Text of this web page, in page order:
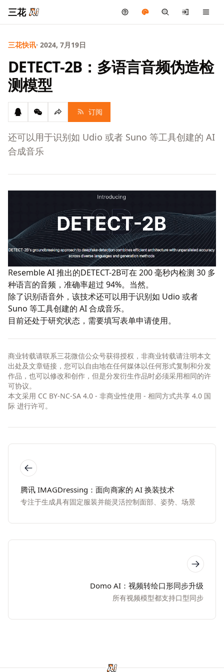
三花
三花快讯· 2024, 7月19日
DETECT-2B：多语言音频伪造检
测模型
订阅
还可以用于识别如 Udio 或者 Suno 等工具创建的 AI
合成音乐
Resemble AI 推出的DETECT-2B可在 200 毫秒内检测 30 多
种语言的音频，准确率超过 94%。当然。
除了识别语音外，该技术还可以用于识别如 Udio 或者
Suno 等工具创建的 AI 合成音乐。
目前还处于研究状态，需要填写表单申请使用。
商业转载请联系三花微信公众号获得授权，非商业转载请注明本文
出处及文章链接，您可以自由地在任何媒体以任何形式复制和分发
作品，也可以修改和创作，但是分发衍生作品时必须采用相同的许
可协议。
本文采用 CC BY-NC-SA 4.0 - 非商业性使用 - 相同方式共享 4.0 国
际 进行许可。
腾讯 IMAGDressing：面向商家的 AI 换装技术
专注于生成具有固定服装并能灵活控制面部、姿势、场景
Domo AI：视频转绘口形同步升级
所有视频模型都支持口型同步